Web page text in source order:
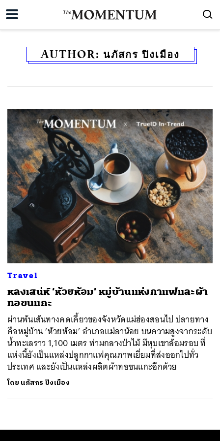
AUTHOR: นภัสกร ปิงเมือง
Travel
หลงเสน่ห์ ‘ห้วยห้อม’ หมู่บ้านแห่งกาแฟและผ้า
ทอขนแกะ
ผ่านพ้นเส้นทางคดเคี้ยวของจังหวัดแม่ฮ่องสอนไป ปลายทาง
คือหมู่บ้าน ‘ห้วยห้อม’ อำเภอแม่ลาน้อย บนความสูงจากระดับ
น้ำทะเลราว 1,100 เมตร ท่ามกลางป่าไม้ มีหุบเขาล้อมรอบ ที่
แห่งนี้ยังเป็นแหล่งปลูกกาแฟคุณภาพเยี่ยมที่ส่งออกไปทั่ว
ประเทศ และยังเป็นแหล่งผลิตผ้าทอขนแกะอีกด้วย
โดย นภัสกร ปิงเมือง
ค้นหา
SHARE TWEET LINE EMAIL